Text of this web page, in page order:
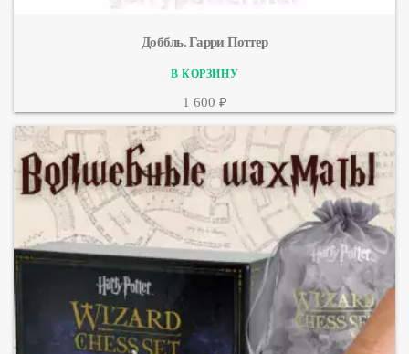
Доббль. Гарри Поттер
1 600 ₽